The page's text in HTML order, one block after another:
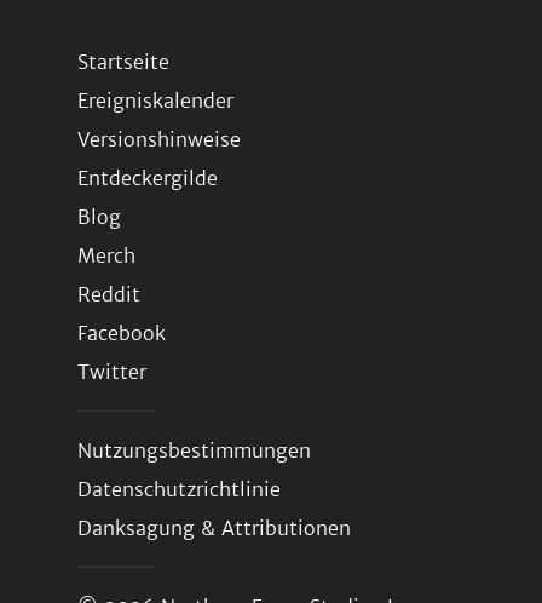
Startseite
Ereigniskalender
Versionshinweise
Entdeckergilde
Blog
Merch
Reddit
Facebook
Twitter
Nutzungsbestimmungen
Datenschutzrichtlinie
Danksagung & Attributionen